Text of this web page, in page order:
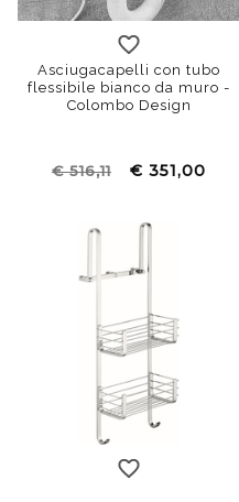
Asciugacapelli con tubo
flessibile bianco da muro -
Colombo Design
€ 516,11 € 351,00